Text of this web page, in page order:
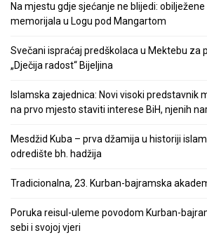
Na mjestu gdje sjećanje ne blijedi:
memorijala u Logu pod Mangartom
Svečani ispraćaj predškolaca u Mektebu za
„Dječija radost“ Bijeljina
Islamska zajednica: Novi visoki predstavnik
na prvo mjesto staviti interese BiH, njenih
Mesdžid Kuba – prva džamija u historiji
odredište bh. hadžija
Tradicionalna, 23. Kurban-bajramska
Poruka reisul-uleme povodom Kurban-
sebi i svojoj vjeri